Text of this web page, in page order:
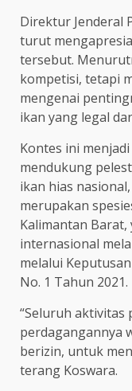
Direktur Jenderal
turut
tersebut.
kompetisi, tetapi
mengenai
ikan yang legal
Kontes ini
mendukung
ikan hias
merupakan
Kalimantan
internasional
melalui
No. 1 Tahun 2021.
“Seluruh aktivitas
perdagangannya
berizin, untuk
terang Koswara.